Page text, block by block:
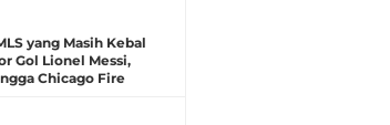
yang Masih Kebal
Gol Lionel Messi,
Chicago Fire